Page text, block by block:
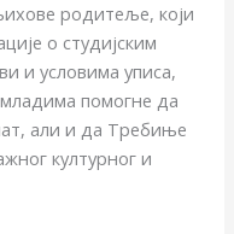
родитеље, који
о студијским
и условима уписа,
младима помогне да
али и да Требиње
културног и